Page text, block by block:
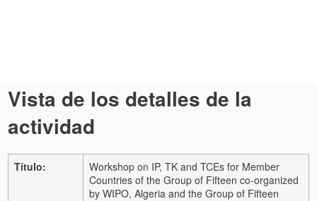
Vista de los detalles de la
actividad
Título:
Workshop on IP, TK and TCEs for Member
Countries of the Group of Fifteen co-organized
by WIPO, Algeria and the Group of Fifteen